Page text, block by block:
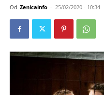
Od Zenicainfo - 25/02/2020 - 10:34